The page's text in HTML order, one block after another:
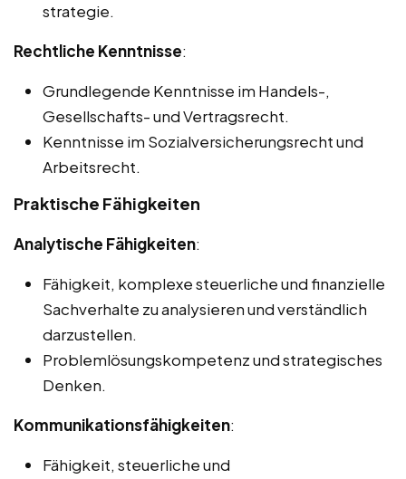
strategie.
Rechtliche Kenntnisse:
Grundlegende Kenntnisse im Handels-,
Gesellschafts- und Vertragsrecht.
Kenntnisse im Sozialversicherungsrecht und
Arbeitsrecht.
Praktische Fähigkeiten
Analytische Fähigkeiten:
Fähigkeit, komplexe steuerliche und finanzielle
Sachverhalte zu analysieren und verständlich
darzustellen.
Problemlösungskompetenz und strategisches
Denken.
Kommunikationsfähigkeiten:
Fähigkeit, steuerliche und